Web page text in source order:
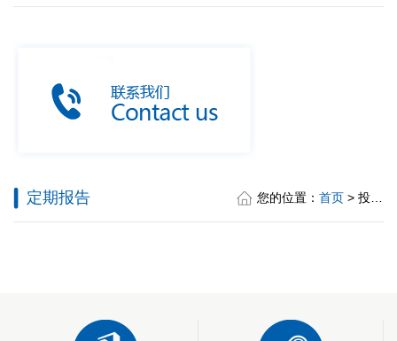
定期报告 您的位置： 首页> 投资者关系 > 定期报告